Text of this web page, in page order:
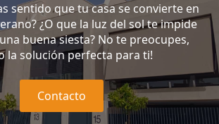
sentido que tu casa se convierte en
¿O que la luz del sol te impide
buena siesta? No te preocupes,
la solución perfecta para ti!
Contacto